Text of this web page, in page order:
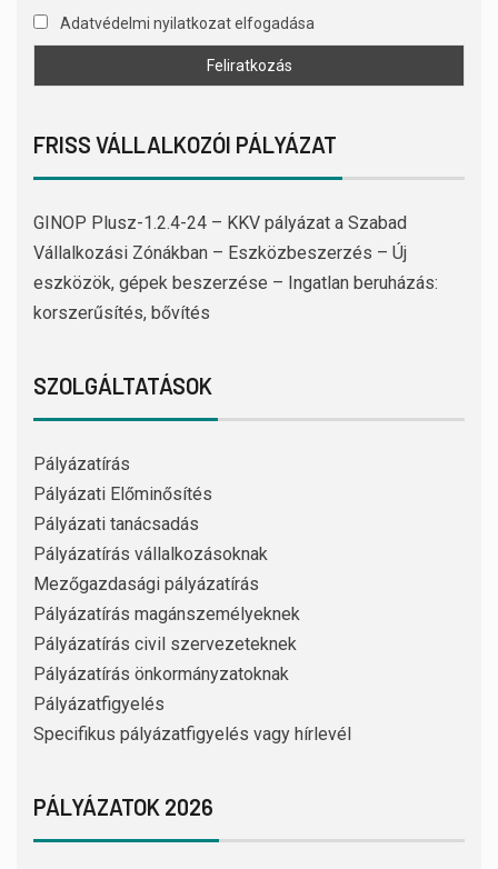
Adatvédelmi nyilatkozat elfogadása
FRISS VÁLLALKOZÓI PÁLYÁZAT
GINOP Plusz-1.2.4-24 – KKV pályázat a Szabad
Vállalkozási Zónákban – Eszközbeszerzés – Új
eszközök, gépek beszerzése – Ingatlan beruházás:
korszerűsítés, bővítés
SZOLGÁLTATÁSOK
Pályázatírás
Pályázati Előminősítés
Pályázati tanácsadás
Pályázatírás vállalkozásoknak
Mezőgazdasági pályázatírás
Pályázatírás magánszemélyeknek
Pályázatírás civil szervezeteknek
Pályázatírás önkormányzatoknak
Pályázatfigyelés
Specifikus pályázatfigyelés vagy hírlevél
PÁLYÁZATOK 2026